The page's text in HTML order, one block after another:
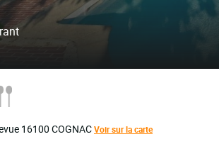
16100 COGNACVoir sur la carte